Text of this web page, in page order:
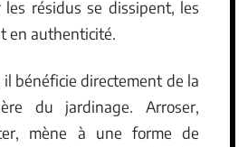
résidus se dissipent, les
en authenticité.
bénéficie directement de la
du jardinage. Arroser,
mène à une forme de